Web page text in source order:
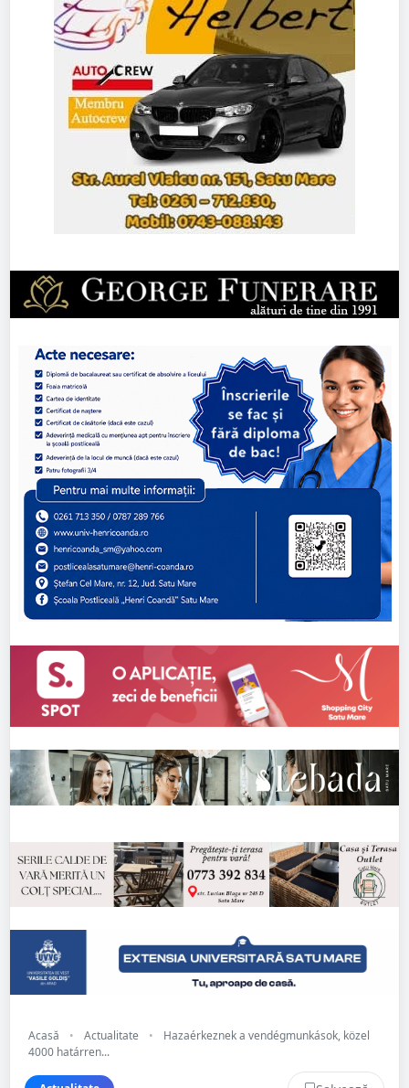
Acasă • Actualitate •
Hazaérkeznek a vendégmunkások, közel
4000 határren...